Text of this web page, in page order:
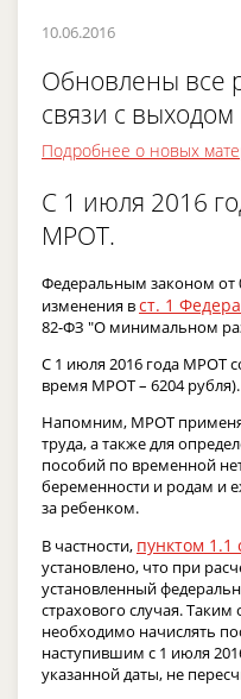
10.06.2016
Обновлены все
связи с
Подробнее о новых
С 1 июля 2016
МРОТ.
Федеральным законом от
изменения вст. 1
82-ФЗ "О минимальном
С 1 июля 2016 года МРОТ
время МРОТ – 6204 рубля).
Напомним, МРОТ
труда, а также для
пособий по временной
беременности и родам и
за ребенком.
В частности, пунктом
установлено, что при
установленный
страхового случая.
необходимо начислять
наступившим с 1 июля
указанной даты, не